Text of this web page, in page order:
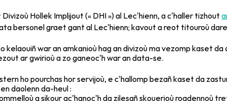
Hollek Implijout (« DHI ») al Lec'hienn, a c'haller tizhout
bersonel graet gant al Lec'hienn; kavout a reot titouroù
war an amkanioù hag an divizoù ma vezomp kaset
ar gwirioù a zo ganeoc'h war an data-se.
ho pourchas hor servijoù, e c'hallomp bezañ kaset da
daolenn da-heul :
a sikour ac'hanoc'h da zilesañ skouerioù roadennoù